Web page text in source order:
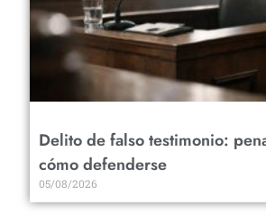
Delito de falso testimonio:
cómo defenderse
05/08/2026